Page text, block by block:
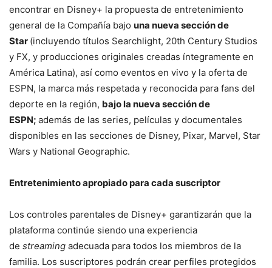
encontrar en Disney+ la propuesta de entretenimiento
general de la Compañía bajo una nueva sección de
Star (incluyendo títulos Searchlight, 20th Century Studios
y FX, y producciones originales creadas íntegramente en
América Latina), así como eventos en vivo y la oferta de
ESPN, la marca más respetada y reconocida para fans del
deporte en la región, bajo la nueva sección de
ESPN; además de las series, películas y documentales
disponibles en las secciones de Disney, Pixar, Marvel, Star
Wars y National Geographic.
Entretenimiento apropiado para cada suscriptor
Los controles parentales de Disney+ garantizarán que la
plataforma continúe siendo una experiencia
de streaming adecuada para todos los miembros de la
familia. Los suscriptores podrán crear perfiles protegidos